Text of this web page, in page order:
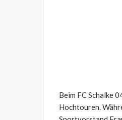
Beim FC Schalke
Hochtouren.